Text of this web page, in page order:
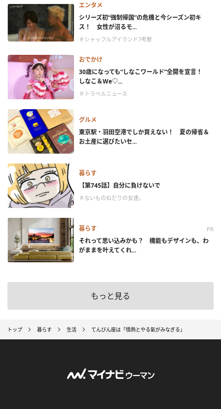
エンタメ
シリーズ初“強制帰国”の危機と今シーズン初キ
ス！ 女性が沼るモ...
＃シャッフルアイランド7考察
おでかけ
30歳になっても“しなこワールド”全開を宣言！
しなこ＆We♡...
＃トラベルニュース
グルメ
東京駅・羽田空港でしか買えない！ 夏の帰省＆
お土産に選びたいセ...
暮らす
【第745話】自分に負けないで
＃ないものねだりの女達。
暮らす PR
それって思い込みかも？ 機能もデザインも、わ
がままを叶えてくれ...
もっと見る
トップ 暮らす 生活 てんびん座は「情熱とやる氣がみなぎる」